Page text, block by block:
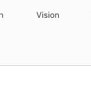
Vision